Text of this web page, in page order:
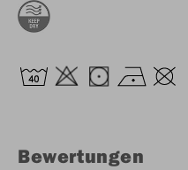
Bewertungen